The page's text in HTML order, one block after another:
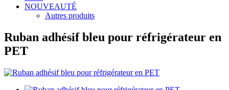
NOUVEAUTÉ
Autres produits
Ruban adhésif bleu pour réfrigérateur en
PET